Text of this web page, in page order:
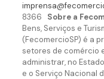
8366 Sobre a
Bens, Serviços e
(FecomercioSP) é a
setores de comércio
administrar, no
e o Serviço Nacional